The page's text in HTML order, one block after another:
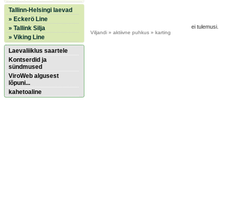
Tallinn-Helsingi laevad
» Eckerö Line
» Tallink Silja
» Viking Line
Laevaliiklus saartele
Kontserdid ja
sündmused
ViroWeb algusest
lõpuni...
kahetoaline
ei tulemusi.
Viljandi » aktiivne puhkus » karting